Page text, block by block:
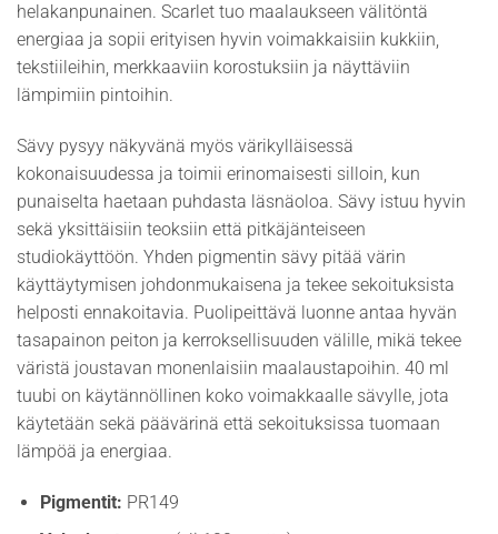
helakanpunainen. Scarlet tuo maalaukseen välitöntä
energiaa ja sopii erityisen hyvin voimakkaisiin kukkiin,
tekstiileihin, merkkaaviin korostuksiin ja näyttäviin
lämpimiin pintoihin.
Sävy pysyy näkyvänä myös värikylläisessä
kokonaisuudessa ja toimii erinomaisesti silloin, kun
punaiselta haetaan puhdasta läsnäoloa. Sävy istuu hyvin
sekä yksittäisiin teoksiin että pitkäjänteiseen
studiokäyttöön. Yhden pigmentin sävy pitää värin
käyttäytymisen johdonmukaisena ja tekee sekoituksista
helposti ennakoitavia. Puolipeittävä luonne antaa hyvän
tasapainon peiton ja kerroksellisuuden välille, mikä tekee
väristä joustavan monenlaisiin maalaustapoihin. 40 ml
tuubi on käytännöllinen koko voimakkaalle sävylle, jota
käytetään sekä päävärinä että sekoituksissa tuomaan
lämpöä ja energiaa.
Pigmentit: PR149